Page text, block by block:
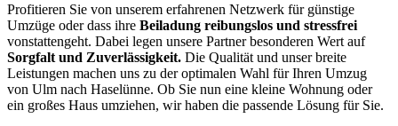
Profitieren Sie von unserem erfahrenen Netzwerk für günstige
Umzüge oder dass ihre Beiladung reibungslos und stressfrei
vonstattengeht. Dabei legen unsere Partner besonderen Wert auf
Sorgfalt und Zuverlässigkeit. Die Qualität und unser breite
Leistungen machen uns zu der optimalen Wahl für Ihren Umzug
von Ulm nach Haselünne. Ob Sie nun eine kleine Wohnung oder
ein großes Haus umziehen, wir haben die passende Lösung für Sie.